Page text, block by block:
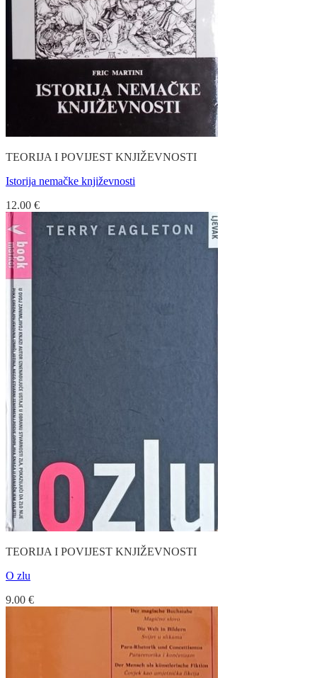
TEORIJA I POVIJEST KNJIŽEVNOSTI
Istorija nemačke književnosti
12.00 €
TEORIJA I POVIJEST KNJIŽEVNOSTI
O zlu
9.00 €